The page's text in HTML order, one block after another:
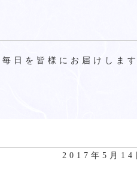
日を皆様にお届けしま
2017年5月14